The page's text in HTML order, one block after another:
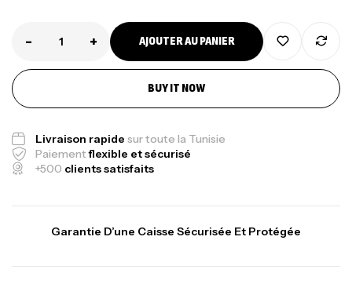
- + AJOUTER AU PANIER
BUY IT NOW
Livraison rapide sur toute la Tunisie
Paiementflexible et sécurisé
+500 clients satisfaits
Garantie D’une Caisse Sécurisée Et Protégée